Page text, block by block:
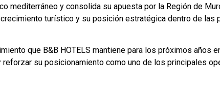
mediterráneo y consolida su apuesta por la Región de
turístico y su posición estratégica dentro de las
que B&B HOTELS mantiene para los próximos años
su posicionamiento como uno de los principales